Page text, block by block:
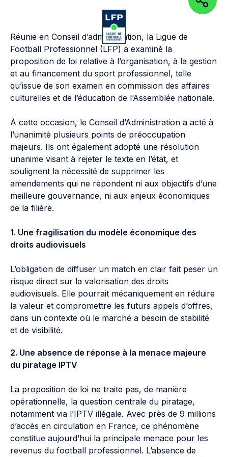
Aller au contenu de la pageAller à la navigation Aller à la
Réunie en Conseil d’administration, la Ligue de
Football Professionnel (LFP) a examiné la
proposition de loi relative à l’organisation, à la gestion
et au financement du sport professionnel, telle
qu’issue de son examen en commission des affaires
culturelles et de l’éducation de l’Assemblée nationale.
À cette occasion, le Conseil d’Administration a acté à
l’unanimité plusieurs points de préoccupation
majeurs. Ils ont également adopté une résolution
unanime visant à rejeter le texte en l’état, et
soulignent la nécessité de supprimer les
amendements qui ne répondent ni aux objectifs d’une
meilleure gouvernance, ni aux enjeux économiques
de la filière.
1. Une fragilisation du modèle économique des
droits audiovisuels
L’obligation de diffuser un match en clair fait peser un
risque direct sur la valorisation des droits
audiovisuels. Elle pourrait mécaniquement en réduire
la valeur et compromettre les futurs appels d’offres,
dans un contexte où le marché a besoin de stabilité
et de visibilité.
2. Une absence de réponse à la menace majeure
du piratage IPTV
La proposition de loi ne traite pas, de manière
opérationnelle, la question centrale du piratage,
notamment via l’IPTV illégale. Avec près de 9 millions
d’accès en circulation en France, ce phénomène
constitue aujourd’hui la principale menace pour les
revenus du football professionnel. L’absence de